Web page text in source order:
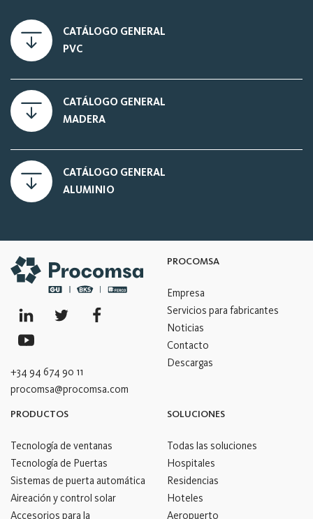
CATÁLOGO GENERAL
PVC
CATÁLOGO GENERAL
MADERA
CATÁLOGO GENERAL
ALUMINIO
+34 94 674 90 11
procomsa@procomsa.com
PROCOMSA
Empresa
Servicios para fabricantes
Noticias
Contacto
Descargas
PRODUCTOS
Tecnología de ventanas
Tecnología de Puertas
Sistemas de puerta automática
Aireación y control solar
Accesorios para la
SOLUCIONES
Todas las soluciones
Hospitales
Residencias
Hoteles
Aeropuerto